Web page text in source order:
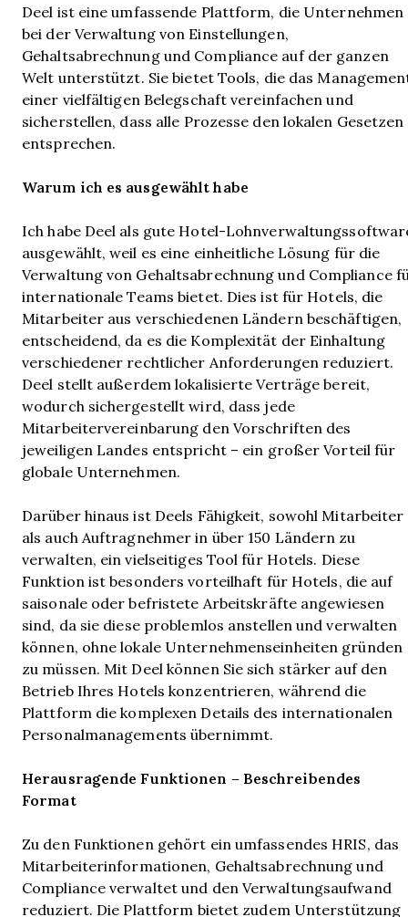
Deel ist eine umfassende Plattform, die Unternehmen
bei der Verwaltung von Einstellungen,
Gehaltsabrechnung und Compliance auf der ganzen
Welt unterstützt. Sie bietet Tools, die das
einer vielfältigen Belegschaft vereinfachen und
sicherstellen, dass alle Prozesse den lokalen Gesetzen
entsprechen.
Warum ich es ausgewählt habe
Ich habe Deel als gute Hotel-
ausgewählt, weil es eine einheitliche Lösung für die
Verwaltung von Gehaltsabrechnung und Compliance
internationale Teams bietet. Dies ist für Hotels, die
Mitarbeiter aus verschiedenen Ländern beschäftigen,
entscheidend, da es die Komplexität der Einhaltung
verschiedener rechtlicher Anforderungen reduziert.
Deel stellt außerdem lokalisierte Verträge bereit,
wodurch sichergestellt wird, dass jede
Mitarbeitervereinbarung den Vorschriften des
jeweiligen Landes entspricht – ein großer Vorteil für
globale Unternehmen.
Darüber hinaus ist Deels Fähigkeit, sowohl Mitarbeiter
als auch Auftragnehmer in über 150 Ländern zu
verwalten, ein vielseitiges Tool für Hotels. Diese
Funktion ist besonders vorteilhaft für Hotels, die auf
saisonale oder befristete Arbeitskräfte angewiesen
sind, da sie diese problemlos anstellen und verwalten
können, ohne lokale Unternehmenseinheiten gründen
zu müssen. Mit Deel können Sie sich stärker auf den
Betrieb Ihres Hotels konzentrieren, während die
Plattform die komplexen Details des internationalen
Personalmanagements übernimmt.
Herausragende Funktionen – Beschreibendes
Format
Zu den Funktionen gehört ein umfassendes HRIS, das
Mitarbeiterinformationen, Gehaltsabrechnung und
Compliance verwaltet und den Verwaltungsaufwand
reduziert. Die Plattform bietet zudem Unterstützung